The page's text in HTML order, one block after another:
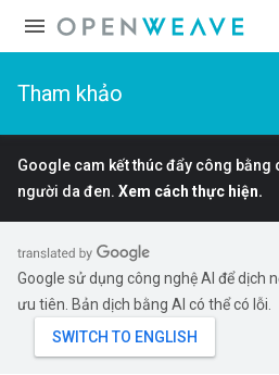
Tham khảo
Google cam kết thúc đẩy công bằng
người da đen. Xem cách thực hiện.
Google sử dụng công nghệ AI để dịch
ưu tiên. Bản dịch bằng AI có thể có lỗi.